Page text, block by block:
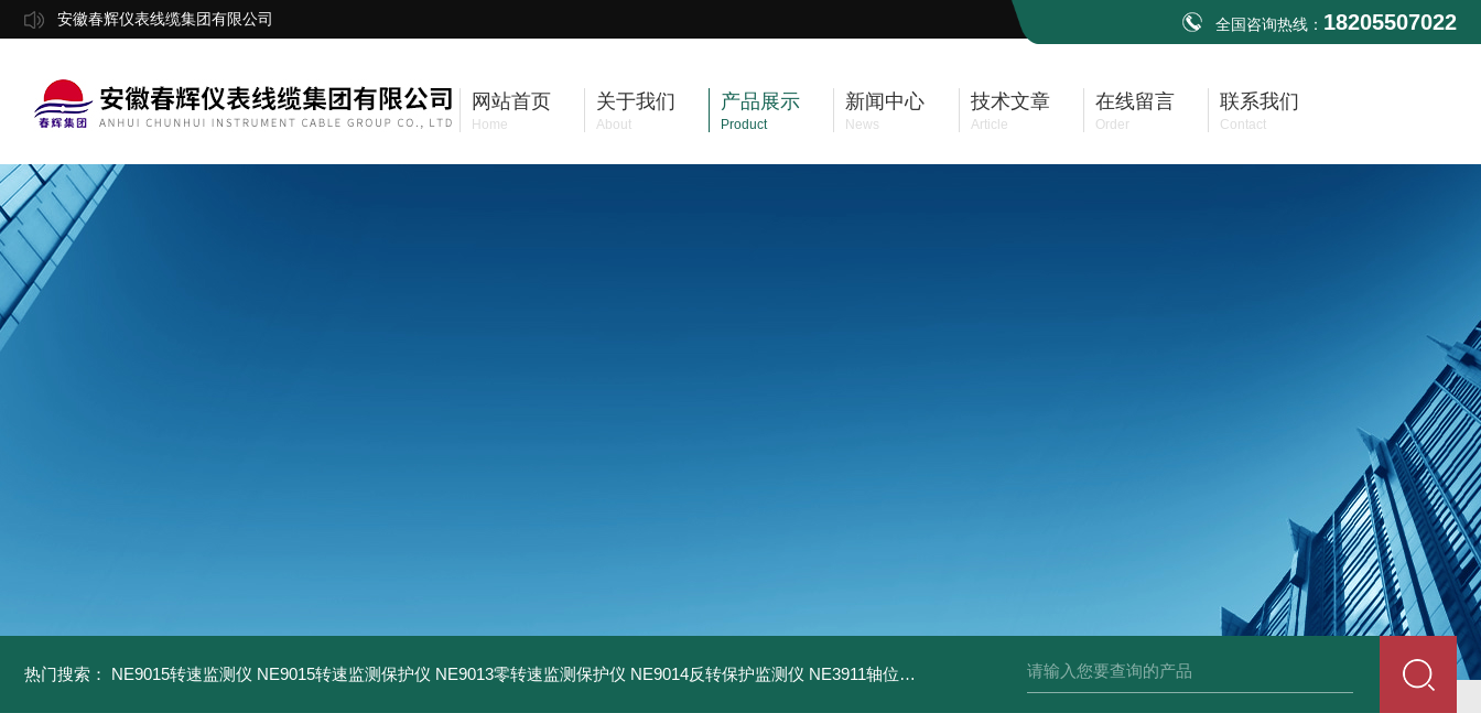
安徽春辉仪表线缆集团有限公司 全国咨询热线： 18205507022
网站首页
Home
关于我们
About
产品展示
Product
新闻中心
News
技术文章
Article
在线留言
Order
联系我们
Contact
热门搜索： NE9015转速监测仪 NE9015转速监测保护仪 NE9013零转速监测保护仪 NE9014反转保护监测仪 NE3911轴位移变送器 NE3931热膨胀变送器 NE3941E轴承振动速度变送器 NE3951E轴承